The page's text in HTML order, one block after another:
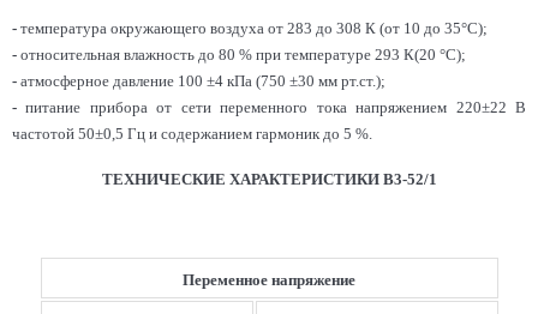
- температура окружающего воздуха от 283 до 308 К (от 10 до 35°С);
- относительная влажность до 80 % при температуре 293 К(20 °С);
- атмосферное давление 100 ±4 кПа (750 ±30 мм рт.ст.);
-питание прибора от сети переменного тока напряжением 220±22 В
частотой 50±0,5 Гц и содержанием гармоник до 5 %.
ТЕХНИЧЕСКИЕ ХАРАКТЕРИСТИКИ В3-52/1
Переменное напряжение